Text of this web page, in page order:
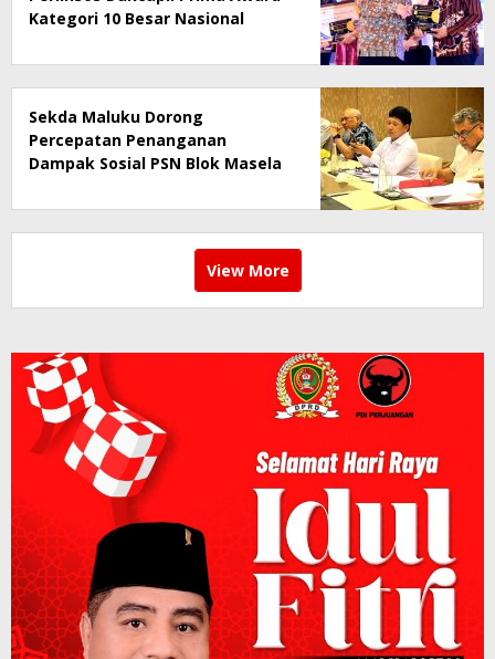
Kategori 10 Besar Nasional
Sekda Maluku Dorong
Percepatan Penanganan
Dampak Sosial PSN Blok Masela
View More